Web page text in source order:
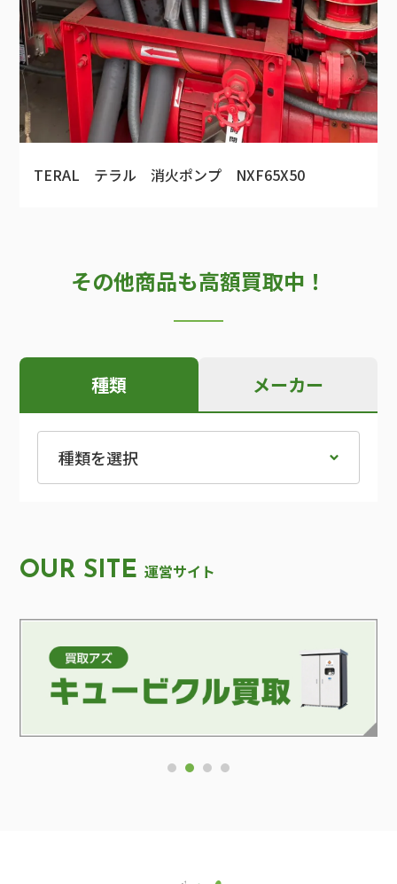
TERAL テラル 消火ポンプ NXF65X50
その他商品も高額買取中！
種類 メーカー
OUR SITE 運営サイト